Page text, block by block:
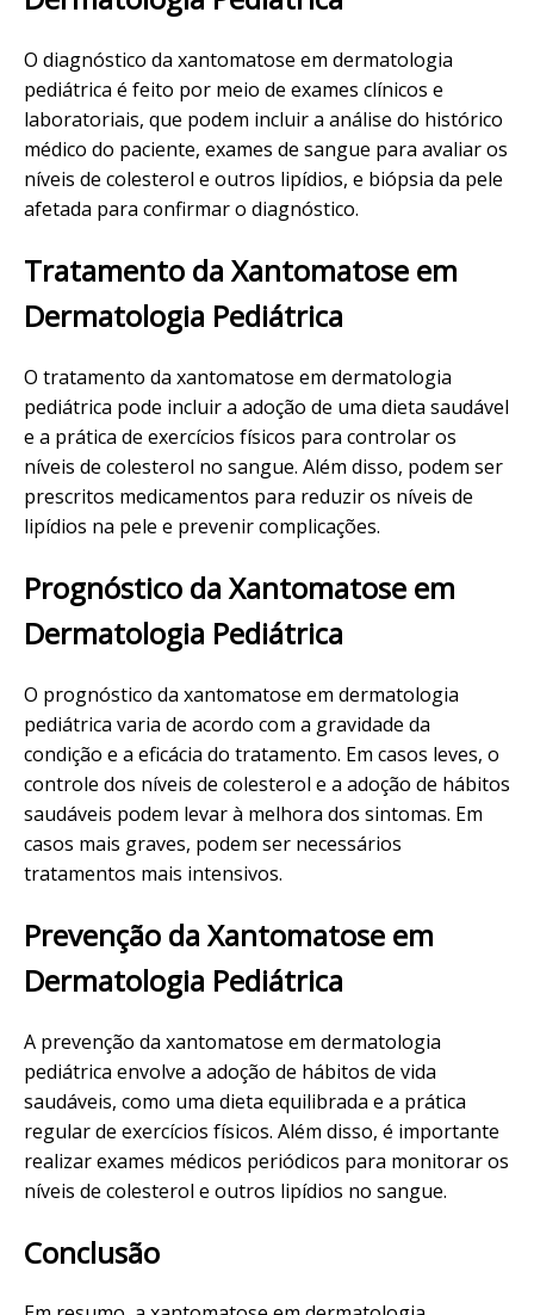
O diagnóstico da xantomatose em dermatologia
pediátrica é feito por meio de exames clínicos e
laboratoriais, que podem incluir a análise do histórico
médico do paciente, exames de sangue para avaliar os
níveis de colesterol e outros lipídios, e biópsia da pele
afetada para confirmar o diagnóstico.
Tratamento da Xantomatose em
Dermatologia Pediátrica
O tratamento da xantomatose em dermatologia
pediátrica pode incluir a adoção de uma dieta saudável
e a prática de exercícios físicos para controlar os
níveis de colesterol no sangue. Além disso, podem ser
prescritos medicamentos para reduzir os níveis de
lipídios na pele e prevenir complicações.
Prognóstico da Xantomatose em
Dermatologia Pediátrica
O prognóstico da xantomatose em dermatologia
pediátrica varia de acordo com a gravidade da
condição e a eficácia do tratamento. Em casos leves, o
controle dos níveis de colesterol e a adoção de hábitos
saudáveis podem levar à melhora dos sintomas. Em
casos mais graves, podem ser necessários
tratamentos mais intensivos.
Prevenção da Xantomatose em
Dermatologia Pediátrica
A prevenção da xantomatose em dermatologia
pediátrica envolve a adoção de hábitos de vida
saudáveis, como uma dieta equilibrada e a prática
regular de exercícios físicos. Além disso, é importante
realizar exames médicos periódicos para monitorar os
níveis de colesterol e outros lipídios no sangue.
Conclusão